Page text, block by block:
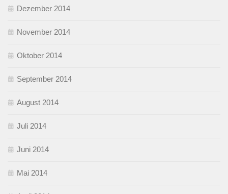
Dezember 2014
November 2014
Oktober 2014
September 2014
August 2014
Juli 2014
Juni 2014
Mai 2014